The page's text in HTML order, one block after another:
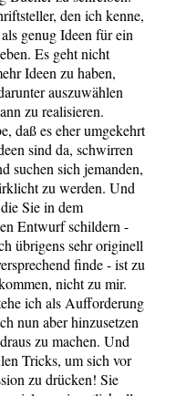
den ich kenne,
genug Ideen für ein
Es geht nicht
Ideen zu haben,
auszuwählen
zu realisieren.
daß es eher umgekehrt
sind da, schwirren
suchen sich jemanden,
zu werden. Und
Sie in dem
Entwurf schildern -
übrigens sehr originell
finde - ist zu
nicht zu mir.
ich als Aufforderung
nun aber hinzusetzen
zu machen. Und
Tricks, um sich vor
zu drücken! Sie